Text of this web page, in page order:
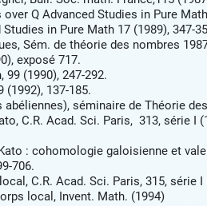
Q Advanced Studies in Pure
in Pure Math 17 (1989), 347-
Sém. de théorie des nombres
exposé 717.
(1990), 247-292.
137-185.
séminaire de Théorie
C.R. Acad. Sci. Paris, 313, série I
: cohomologie galoisienne et
706.
C.R. Acad. Sci. Paris, 315, série I
local, Invent. Math. (1994)